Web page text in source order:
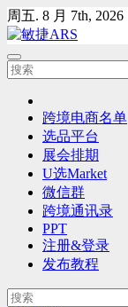
Skip
to
content
周五. 8 月 7th, 2026
跨境电商名单
选品平台
展会排期
U选Market
微信群
跨境通讯录
PPT
注册&登录
发布教程